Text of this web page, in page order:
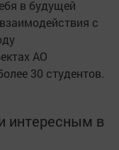
в будущей
с
АО
30 студентов.
интересным в